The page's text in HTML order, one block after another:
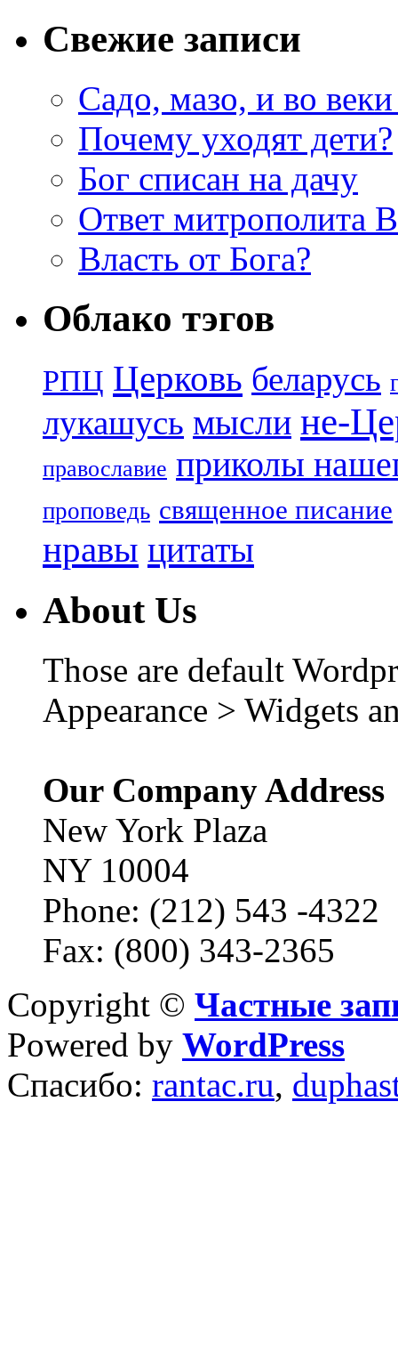
Свежие записи
Садо, мазо, и во веки
Почему уходят дети?
Бог списан на дачу
Ответ митрополита
Власть от Бога?
Облако тэгов
РПЦ Церковь беларусь
лукашусь мысли не-
православие приколы
проповедь священное писание
нравы цитаты
About Us
Those are default
Appearance > Widgets
Our Company Address
New York Plaza
NY 10004
Phone: (212) 543 -4322
Fax: (800) 343-2365
Copyright © Частные
Powered by WordPress
Спасибо: rantac.ru,